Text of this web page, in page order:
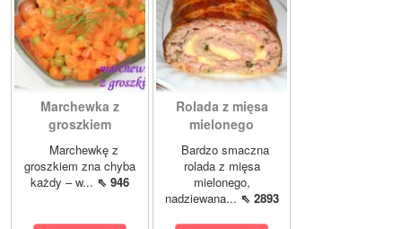
Marchewka z
groszkiem
Marchewkę z
groszkiem zna chyba
każdy – w... ⇖ 946
Rolada z mięsa
mielonego
Bardzo smaczna
rolada z mięsa
mielonego,
nadziewana... ⇖ 2893